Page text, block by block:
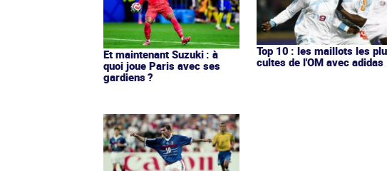
Et maintenant Suzuki : à
quoi joue Paris avec ses
gardiens ?
Top 10 : les maillots les
cultes de l'OM avec adidas